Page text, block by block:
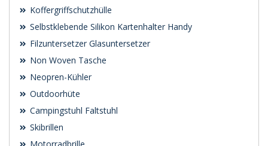
Koffergriffschutzhülle
Selbstklebende Silikon Kartenhalter Handy
Filzuntersetzer Glasuntersetzer
Non Woven Tasche
Neopren-Kühler
Outdoorhüte
Campingstuhl Faltstuhl
Skibrillen